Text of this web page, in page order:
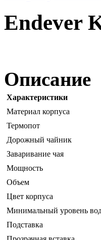
Endever
Описание
Характеристики
Материал корпуса
Термопот
Дорожный чайник
Заваривание чая
Мощность
Объем
Цвет корпуса
Минимальный уровень
Подставка